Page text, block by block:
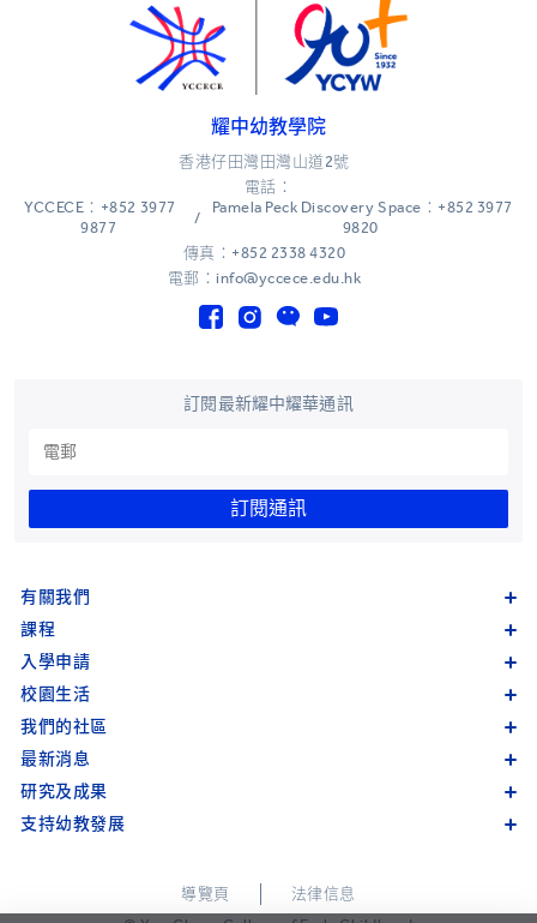
耀中幼教學院
香港仔田灣田灣山道2號
電話：
YCCECE：+852 3977
9877
/
Pamela Peck Discovery Space：+852 3977
9820
傳真：+852 2338 4320
電郵：info@yccece.edu.hk
訂閱最新耀中耀華通訊
訂閱通訊
有關我們
課程
入學申請
校園生活
我們的社區
最新消息
研究及成果
支持幼教發展
導覽頁
法律信息